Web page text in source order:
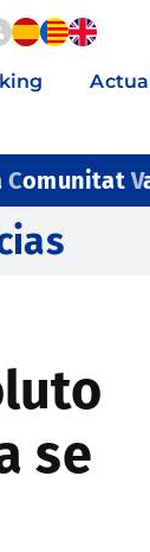
ComunitatV
se